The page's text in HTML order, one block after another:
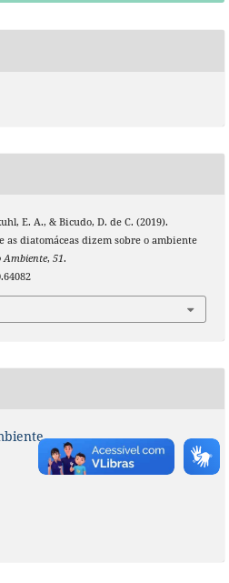
E. A., & Bicudo, D. de C. (2019).
diatomáceas dizem sobre o ambiente
Ambiente, 51.